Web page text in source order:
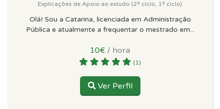
Explicações de Apoio ao estudo (2º ciclo, 1º ciclo)
Olá! Sou a Catarina, licenciada em Administração
Pública e atualmente a frequentar o mestrado em...
10€ / hora
(1)
Ver Perfil